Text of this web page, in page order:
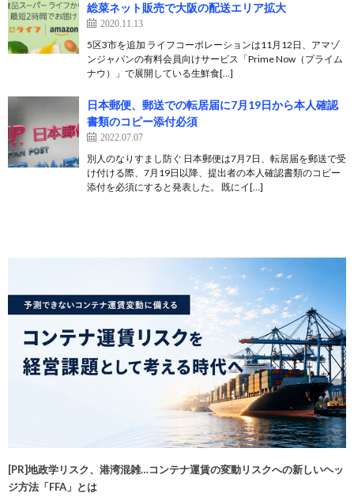
総菜ネット販売で大阪の配送エリア拡大
2020.11.13
5区3市を追加 ライフコーポレーションは11月12日、アマゾ
ンジャパンの有料会員向けサービス「Prime Now（プライム
ナウ）」で展開している生鮮食[…]
日本郵便、郵送での転居届に7月19日から本人確認
書類のコピー添付必須
2022.07.07
別人のなりすまし防ぐ 日本郵便は7月7日、転居届を郵送で受
け付ける際、7月19日以降、提出者の本人確認書類のコピー
添付を必須にすると発表した。 既にイ[…]
[PR]地政学リスク、港湾混雑…コンテナ運賃の変動リスクへの新しいヘッ
ジ方法「FFA」とは